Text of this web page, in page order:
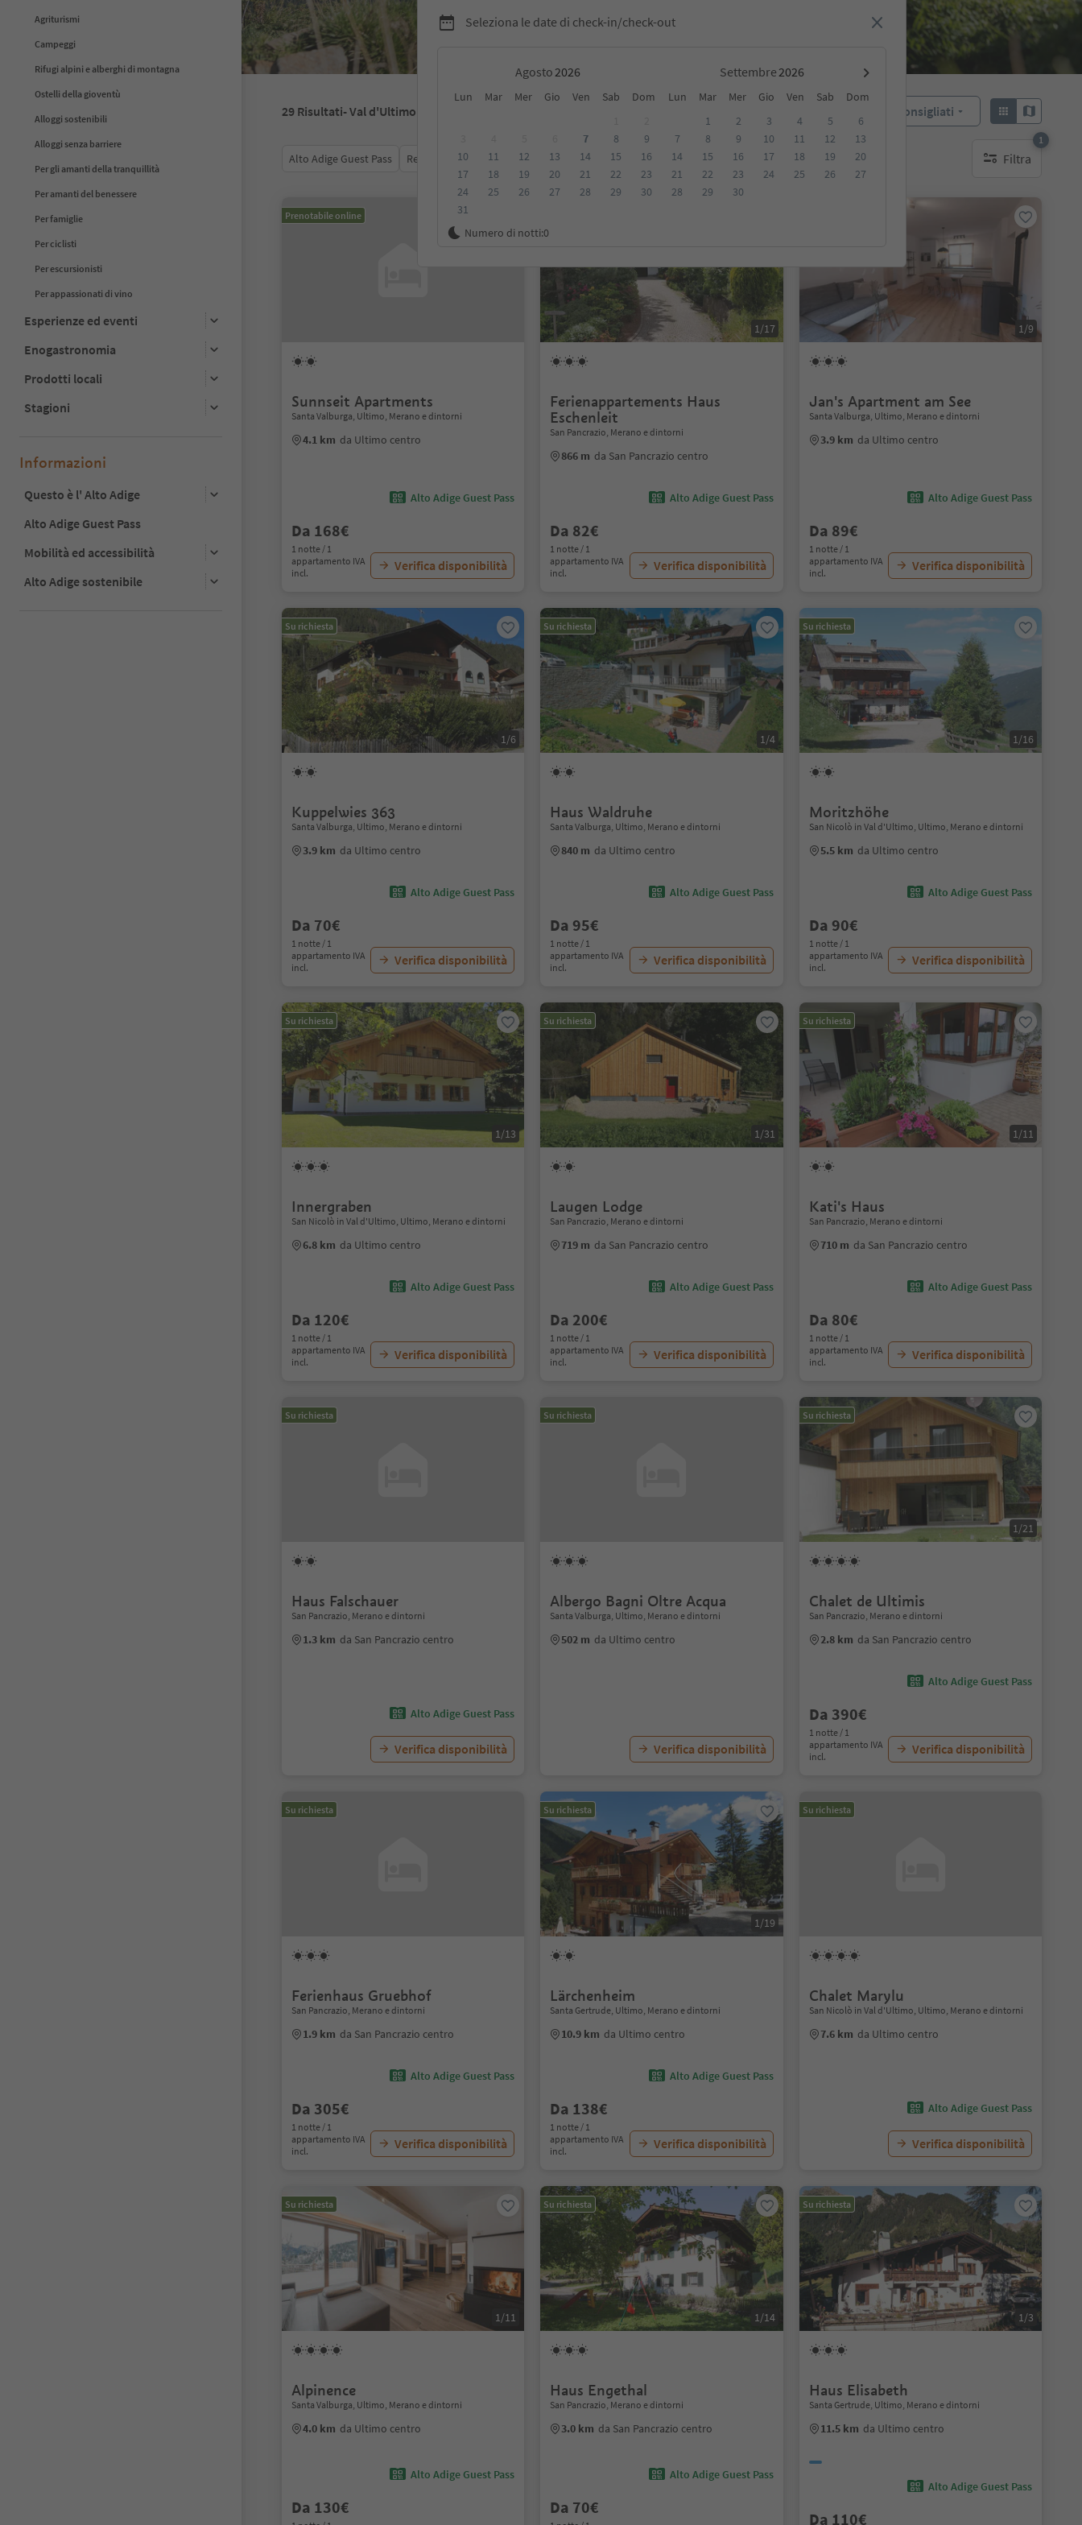
Agriturismi
Campeggi
Rifugi alpini e alberghi di montagna
Ostelli della gioventù
Alloggi sostenibili
Alloggi senza barriere
Per gli amanti della tranquillità
Per amanti del benessere
Per famiglie
Per ciclisti
Per escursionisti
Per appassionati di vino
Esperienze ed eventi
Enogastronomia
Prodotti locali
Stagioni
Informazioni
Questo è l' Alto Adige
Alto Adige Guest Pass
Mobilità ed accessibilità
Alto Adige sostenibile
Seleziona le date di check-in/check-out
Agosto Settembre
Lun Mar Mer Gio Ven Sab Dom Lun Mar Mer Gio Ven Sab
Dom
7 8
9
10
11 12 13 14 15
16
17
18 19 20 21 22
23
24
25 26 27 28 29
30
31
1 2 3 4 5
6
7
8 9 10 11 12
13
14
15 16 17 18 19
20
21
22 23 24 25 26
27
28
29 30
Numero di notti:0
29 Risultati- Val d'Ultimo Consigliati
Alto Adige Guest Pass Recensioni Categoria Trattamento Alloggi sostenibili Filtra
1
1 filtro attivo
Prenotabile online
Sunnseit Apartments
Santa Valburga, Ultimo, Merano e dintorni
4.1 km da Ultimo centro
Alto Adige Guest Pass
Da 168€
1 notte / 1
appartamento IVA
incl.
Verifica disponibilità
1/17
Ferienappartements Haus
Eschenleit
San Pancrazio, Merano e dintorni
866 m da San Pancrazio centro
Alto Adige Guest Pass
Da 82€
1 notte / 1
appartamento IVA
incl.
Verifica disponibilità
1/9
Jan's Apartment am See
Santa Valburga, Ultimo, Merano e dintorni
3.9 km da Ultimo centro
Alto Adige Guest Pass
Da 89€
1 notte / 1
appartamento IVA
incl.
Verifica disponibilità
Su richiesta
1/6
Kuppelwies 363
Santa Valburga, Ultimo, Merano e dintorni
3.9 km da Ultimo centro
Alto Adige Guest Pass
Da 70€
1 notte / 1
appartamento IVA
incl.
Verifica disponibilità
Su richiesta
1/4
Haus Waldruhe
Santa Valburga, Ultimo, Merano e dintorni
840 m da Ultimo centro
Alto Adige Guest Pass
Da 95€
1 notte / 1
appartamento IVA
incl.
Verifica disponibilità
Su richiesta
1/16
Moritzhöhe
San Nicolò in Val d'Ultimo, Ultimo, Merano e dintorni
5.5 km da Ultimo centro
Alto Adige Guest Pass
Da 90€
1 notte / 1
appartamento IVA
incl.
Verifica disponibilità
Su richiesta
1/13
Innergraben
San Nicolò in Val d'Ultimo, Ultimo, Merano e dintorni
6.8 km da Ultimo centro
Alto Adige Guest Pass
Da 120€
1 notte / 1
appartamento IVA
incl.
Verifica disponibilità
Su richiesta
1/31
Laugen Lodge
San Pancrazio, Merano e dintorni
719 m da San Pancrazio centro
Alto Adige Guest Pass
Da 200€
1 notte / 1
appartamento IVA
incl.
Verifica disponibilità
Su richiesta
1/11
Kati's Haus
San Pancrazio, Merano e dintorni
710 m da San Pancrazio centro
Alto Adige Guest Pass
Da 80€
1 notte / 1
appartamento IVA
incl.
Verifica disponibilità
Su richiesta
Haus Falschauer
San Pancrazio, Merano e dintorni
1.3 km da San Pancrazio centro
Alto Adige Guest Pass
Verifica disponibilità
Su richiesta
Albergo Bagni Oltre Acqua
Santa Valburga, Ultimo, Merano e dintorni
502 m da Ultimo centro
Verifica disponibilità
Su richiesta
1/21
Chalet de Ultimis
San Pancrazio, Merano e dintorni
2.8 km da San Pancrazio centro
Alto Adige Guest Pass
Da 390€
1 notte / 1
appartamento IVA
incl.
Verifica disponibilità
Su richiesta
Ferienhaus Gruebhof
San Pancrazio, Merano e dintorni
1.9 km da San Pancrazio centro
Alto Adige Guest Pass
Da 305€
1 notte / 1
appartamento IVA
incl.
Verifica disponibilità
Su richiesta
1/19
Lärchenheim
Santa Gertrude, Ultimo, Merano e dintorni
10.9 km da Ultimo centro
Alto Adige Guest Pass
Da 138€
1 notte / 1
appartamento IVA
incl.
Verifica disponibilità
Su richiesta
Chalet Marylu
San Nicolò in Val d'Ultimo, Ultimo, Merano e dintorni
7.6 km da Ultimo centro
Alto Adige Guest Pass
Verifica disponibilità
Su richiesta
1/11
Alpinence
Santa Valburga, Ultimo, Merano e dintorni
4.0 km da Ultimo centro
Alto Adige Guest Pass
Da 130€
Su richiesta
1/14
Haus Engethal
San Pancrazio, Merano e dintorni
3.0 km da San Pancrazio centro
Alto Adige Guest Pass
Da 70€
Su richiesta
1/3
Haus Elisabeth
Santa Gertrude, Ultimo, Merano e dintorni
11.5 km da Ultimo centro
Alto Adige Guest Pass
Da 110€